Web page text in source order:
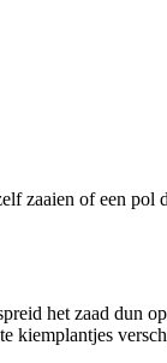
zaaien of een pol
het zaad dun